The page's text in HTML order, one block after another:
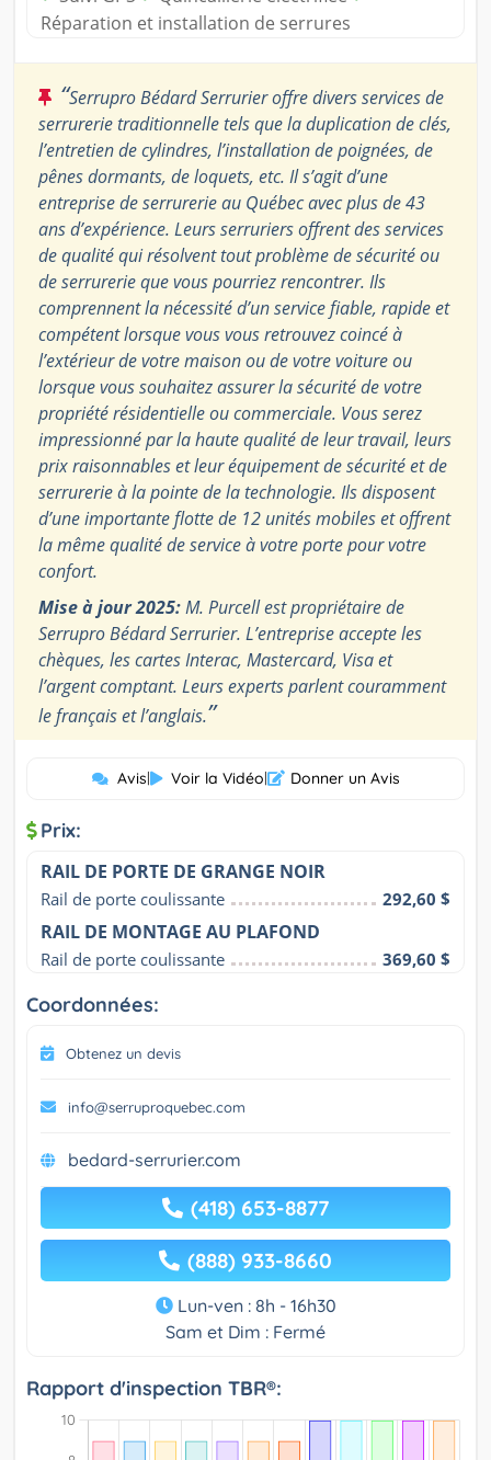
Réparation et installation de serrures
“Serrupro Bédard Serrurier offre divers services de
serrurerie traditionnelle tels que la duplication de clés,
l’entretien de cylindres, l’installation de poignées, de
pênes dormants, de loquets, etc. Il s’agit d’une
entreprise de serrurerie au Québec avec plus de 43
ans d’expérience. Leurs serruriers offrent des services
de qualité qui résolvent tout problème de sécurité ou
de serrurerie que vous pourriez rencontrer. Ils
comprennent la nécessité d’un service fiable, rapide et
compétent lorsque vous vous retrouvez coincé à
l’extérieur de votre maison ou de votre voiture ou
lorsque vous souhaitez assurer la sécurité de votre
propriété résidentielle ou commerciale. Vous serez
impressionné par la haute qualité de leur travail, leurs
prix raisonnables et leur équipement de sécurité et de
serrurerie à la pointe de la technologie. Ils disposent
d’une importante flotte de 12 unités mobiles et offrent
la même qualité de service à votre porte pour votre
confort.
Mise à jour 2025:M. Purcell est propriétaire de
Serrupro Bédard Serrurier. L’entreprise accepte les
chèques, les cartes Interac, Mastercard, Visa et
l’argent comptant. Leurs experts parlent couramment
le français et l’anglais.”
Avis| Voir la Vidéo| Donner un Avis
Prix:
RAIL DE PORTE DE GRANGE NOIR
Rail de porte coulissante 292,60 $
RAIL DE MONTAGE AU PLAFOND
Rail de porte coulissante 369,60 $
Coordonnées:
Obtenez un devis
info@serruproquebec.com
bedard-serrurier.com
(418) 653-8877
(888) 933-8660
Lun-ven : 8h - 16h30
Sam et Dim : Fermé
Rapport d'inspection TBR®: